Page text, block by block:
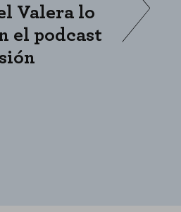
Valera lo
el podcast